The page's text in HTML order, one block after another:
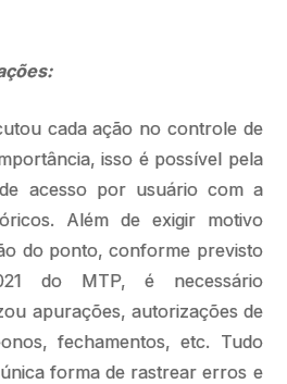
cada ação no controle de
isso é possível pela
acesso por usuário com a
Além de exigir motivo
do ponto, conforme previsto
do MTP, é necessário
apurações, autorizações de
fechamentos, etc. Tudo
forma de rastrear erros e